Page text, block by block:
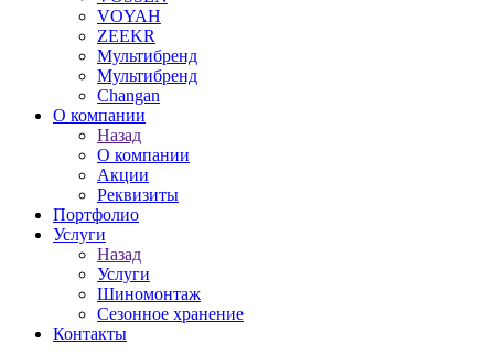
VOYAH
ZEEKR
Мультибренд
Мультибренд
Сhangan
О компании
Назад
О компании
Акции
Реквизиты
Портфолио
Услуги
Назад
Услуги
Шиномонтаж
Сезонное хранение
Контакты